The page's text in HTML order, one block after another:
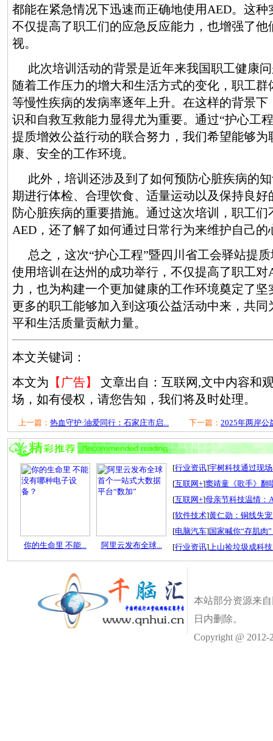
都能在紧急情况下迅速而正确地使用AED。这
不仅提高了职工们的应急反应能力，也增强了他
视。
此次培训活动的背景是近年来我国职工健康
随着工作压力的增大和生活方式的变化，职工
等慢性疾病的发病率逐年上升。在这样的背景下
识和自救互救能力显得尤为重要。通过“护心工
提质增效公益行动的联合努力，我们希望能够为
康、安全的工作环境。
此外，培训还涉及到了如何预防心脏疾病的
期进行体检、合理饮食、适量运动以及保持良好
防心脏疾病的重要措施。通过这次培训，职工
AED，还了解了如何通过日常行为来维护自己的
总之，这次“护心工程”暨四川省工会驿站提
使用培训在达州的成功举行，不仅提高了职工对
力，也为构建一个更加健康的工作环境奠定了
更多的职工能够加入到这项公益活动中来，共
平和生活质量贡献力量。
本文关键词：
本文为 【广告】
文章出自：互联网,文中内容和
场，如有侵权，请您告知，我们将及时处理。
上一篇： 热血守护·油爱同行：石家庄市启... 下一篇： 2025年两岸公
你的生命里 不能... 阿里云发布全球...
[行业资讯]宇树科技通过现
[互联网+]窦靖童《歌手》翻
[互联网+]母亲节科技温情：
[软件技术]黄仁勋：铜线失
[电脑汽车]国家喊你“存肌肉
[行业资讯]上山捡垃圾成科
本站部分资源来
日内删除。
Copyright @ 2012-